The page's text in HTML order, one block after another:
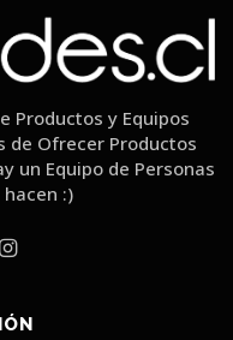
Productos y Equipos
de Ofrecer Productos
un Equipo de Personas
:)